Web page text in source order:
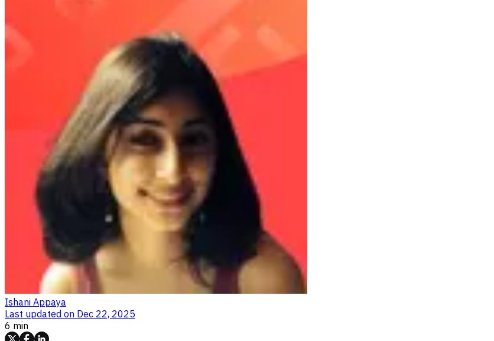
Ishani Appaya
Last updated on Dec 22, 2025
6 min